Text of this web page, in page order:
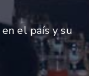
el país y su